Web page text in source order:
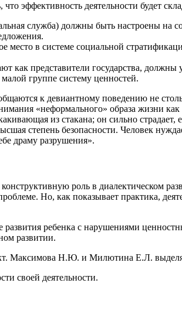
эффективность деятельности будет
служба) должны быть настроены на
место в системе социальной
представители государства,
группе систему ценностей.
к девиантному поведению не
«неформального» образа жизни
из стакана; он сильно
степень безопасности. Человек
драму разрушения».
роль в диалектическом
Но, как показывает практика,
ребенка с нарушениями
развитии.
Максимова Н.Ю. и Милютина Е.Л.
своей деятельности.